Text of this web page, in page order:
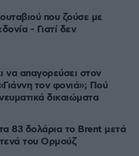
που ζούσε με
- Γιατί δεν
να απαγορεύσει στον
τον φονιά»; Πού
δικαιώματα
83 δολάρια το Brent μετά
του Ορμούζ